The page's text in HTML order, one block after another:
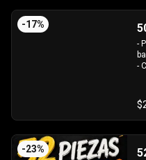
-17%
-
-
-
-
-23%